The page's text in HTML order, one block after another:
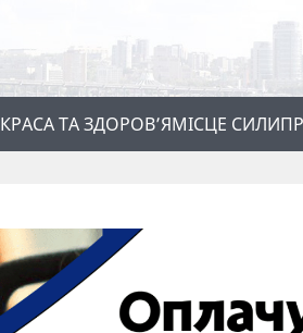
КРАСА ТА ЗДОРОВ’ЯМІСЦЕ СИЛИ